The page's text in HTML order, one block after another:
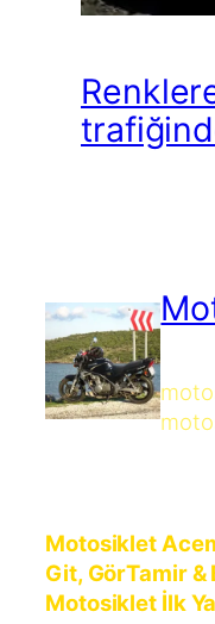
Motosiklet
Git, GörTamir &
Motosiklet İlk